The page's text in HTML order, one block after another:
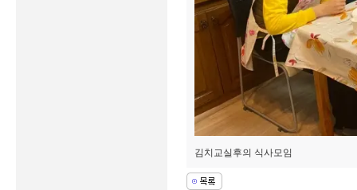
김치교실후의 식사모임